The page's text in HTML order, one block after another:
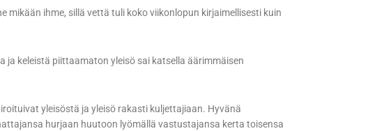
mikään ihme, sillä vettä tuli koko viikonlopun kirjaimellisesti kuin
keleistä piittaamaton yleisö sai katsella äärimmäisen
yleisöstä ja yleisö rakasti kuljettajiaan. Hyvänä
hurjaan huutoon lyömällä vastustajansa kerta toisensa